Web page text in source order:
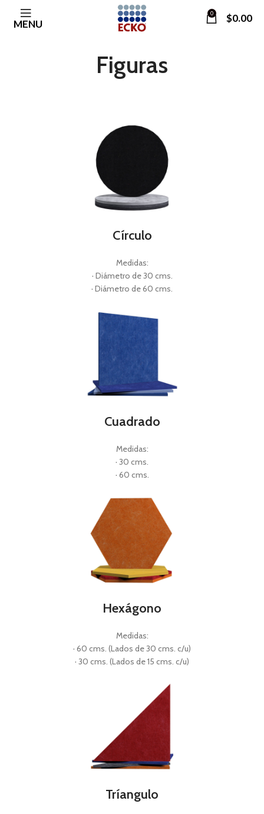
MENU
0 $0.00
Figuras
Círculo
Medidas:
· Diámetro de 30 cms.
· Diámetro de 60 cms.
Cuadrado
Medidas:
· 30 cms.
· 60 cms.
Hexágono
Medidas:
· 60 cms. (Lados de 30 cms. c/u)
· 30 cms. (Lados de 15 cms. c/u)
Tríangulo